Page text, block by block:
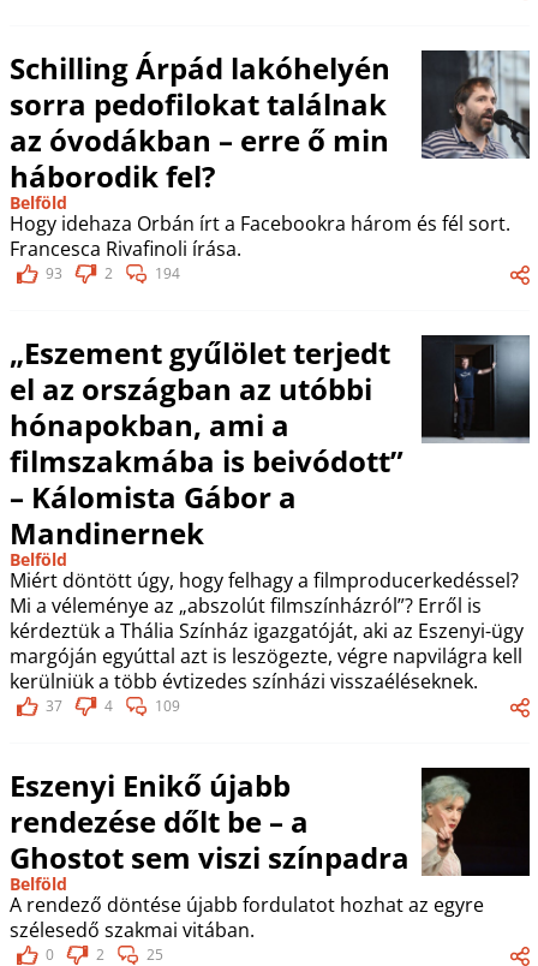
Schilling Árpád lakóhelyén
sorra pedofilokat találnak
az óvodákban – erre ő min
háborodik fel?
Belföld
Hogy idehaza Orbán írt a Facebookra három és fél sort.
Francesca Rivafinoli írása.
93 2 194
„Eszement gyűlölet terjedt
el az országban az utóbbi
hónapokban, ami a
filmszakmába is beivódott”
– Kálomista Gábor a
Mandinernek
Belföld
Miért döntött úgy, hogy felhagy a filmproducerkedéssel?
Mi a véleménye az „abszolút filmszínházról”? Erről is
kérdeztük a Thália Színház igazgatóját, aki az Eszenyi-ügy
margóján egyúttal azt is leszögezte, végre napvilágra kell
kerülniük a több évtizedes színházi visszaéléseknek.
37 4 109
Eszenyi Enikő újabb
rendezése dőlt be – a
Ghostot sem viszi színpadra
Belföld
A rendező döntése újabb fordulatot hozhat az egyre
szélesedő szakmai vitában.
0 2 25